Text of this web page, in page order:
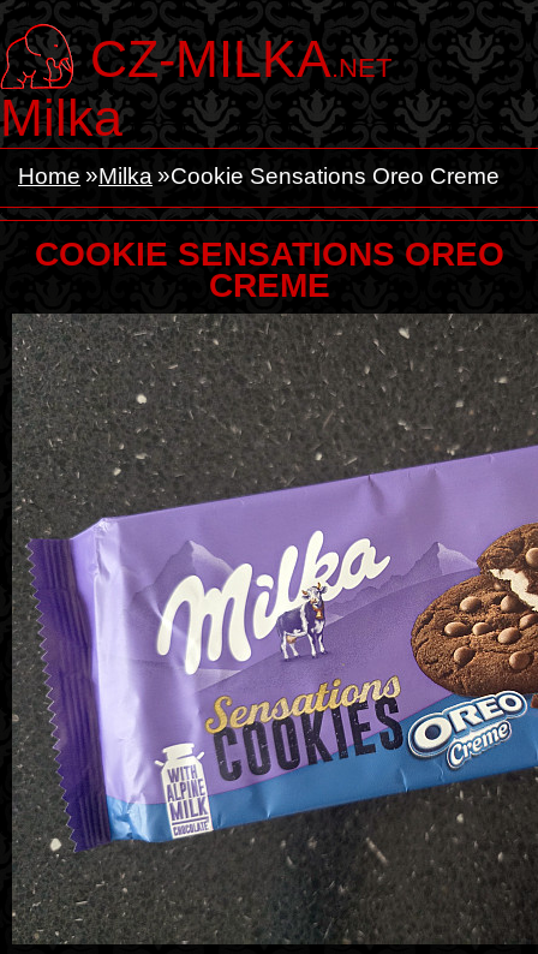
CZ-MILKA.NET
Milka
Home Milka Cookie Sensations Oreo Creme
COOKIE SENSATIONS OREO
CREME